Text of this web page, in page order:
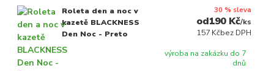
Roleta den a noc v
kazetě BLACKNESS
Den Noc - Preto
30 % sleva
190 Kč/ks
157 Kčbez DPH
výroba na zakázku do 7
dnů